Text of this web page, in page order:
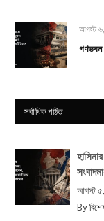
আগস্ট
গণভবন
সর্বাধিক পঠিত
আগস্ট
By